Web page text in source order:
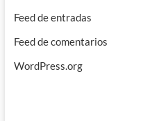
Feed de entradas
Feed de comentarios
WordPress.org